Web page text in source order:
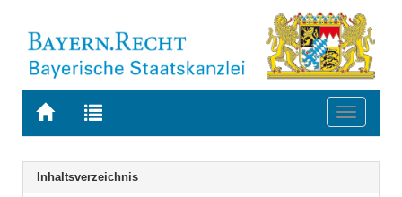
Zur
BAYERN.RECHT
Zur
letzten
Suche
Toggle
Navigation
Inhaltsverzeichnis